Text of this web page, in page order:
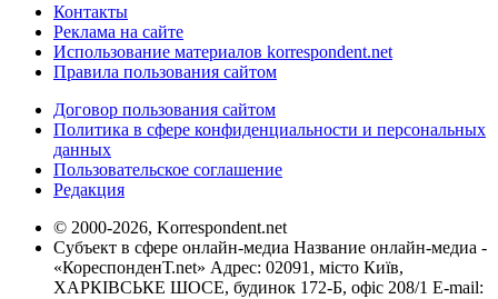
Контакты
Реклама на сайте
Использование материалов korrespondent.net
Правила пользования сайтом
Договор пользования сайтом
Политика в сфере конфиденциальности и персональных
данных
Пользовательское соглашение
Редакция
© 2000-2026, Korrespondent.net
Субъект в сфере онлайн-медиа Название онлайн-медиа -
«КореспонденТ.net» Адрес: 02091, місто Київ,
ХАРКІВСЬКЕ ШОСЕ, будинок 172-Б, офіс 208/1 E-mail: